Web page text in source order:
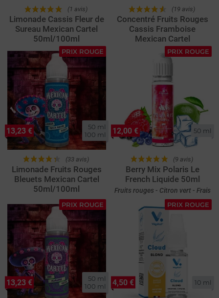
(1 avis)
Limonade Cassis Fleur de
Sureau Mexican Cartel
50ml/100ml
(19 avis)
Concentré Fruits Rouges
Cassis Framboise
Mexican Cartel
PRIX ROUGE
50 ml
100 ml
(33 avis)
Limonade Fruits Rouges
Bleuets Mexican Cartel
50ml/100ml
13,23 €
PRIX ROUGE
50 ml
(9 avis)
Berry Mix Polaris Le
French Liquide 50ml
Fruits rouges - Citron vert - Frais
12,00 €
PRIX ROUGE
50 ml
100 ml
13,23 €
PRIX ROUGE
10 ml
4,50 €